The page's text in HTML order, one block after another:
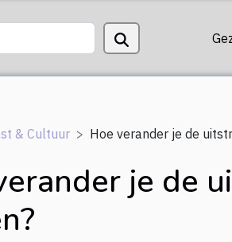
& Cultuur Hoe verander je de
je de